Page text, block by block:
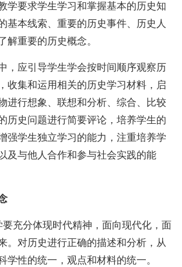
要求学生学习和掌握基本的历史知
基本线索、重要的历史事件、历史人
解重要的历史概念。
应引导学生学会按时间顺序观察历
收集和运用相关的历史学习材料，启
进行想象、联想和分析、综合、比较
历史问题进行简要评论，培养学生的
强学生独立学习的能力，注重培养学
及与他人合作和参与社会实践的能
分体现时代精神，面向现代化，面
。对历史进行正确的描述和分析，从
学性的统一，观点和材料的统一。